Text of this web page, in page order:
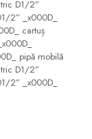
D1/2”
2” _x000D_
cartuș
pipă mobilă
D1/2”
2” _x000D_